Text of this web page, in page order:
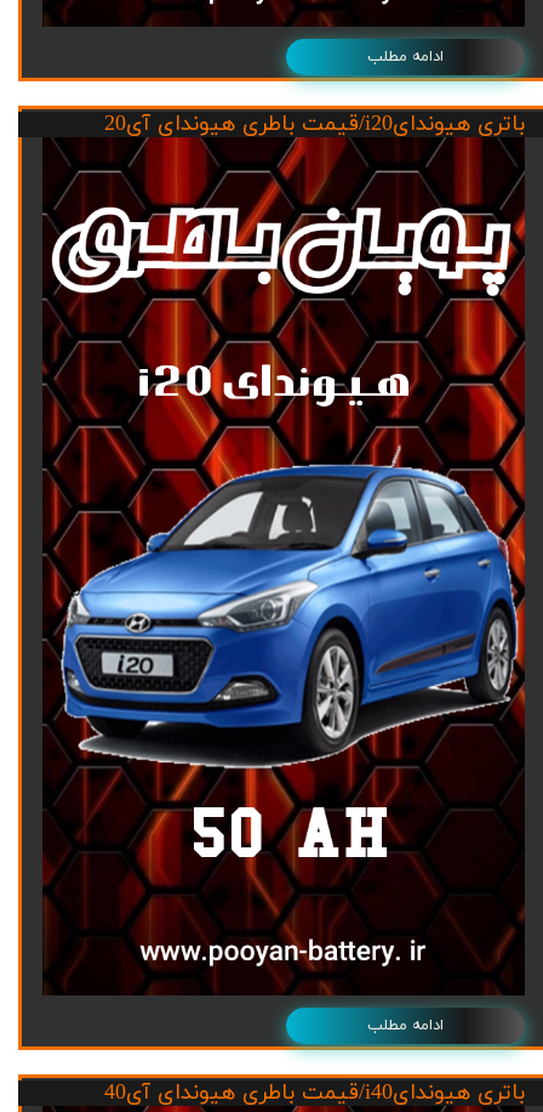
ادامه مطلب
باتری هیوندایi20/قیمت باطری هیوندای آی20
ادامه مطلب
باتری هیوندایi40/قیمت باطری هیوندای آی40